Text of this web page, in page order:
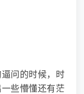
问的时候，时
些懵懂还有茫